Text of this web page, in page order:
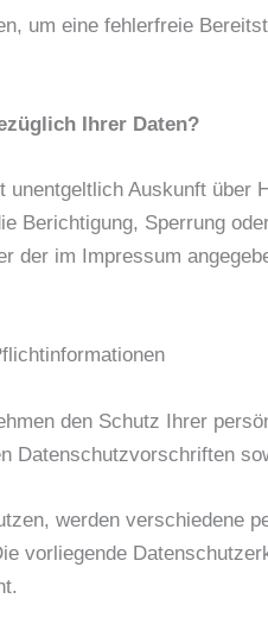
um eine fehlerfreie
Ihrer Daten?
unentgeltlich Auskunft über
Berichtigung, Sperrung
der im Impressum
den Schutz Ihrer
Datenschutzvorschriften
werden verschiedene
vorliegende